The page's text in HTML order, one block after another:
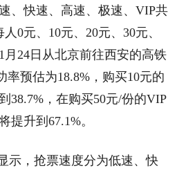
、快速、高速、极速、VIP共
0元、10元、20元、30元、
月24日从北京前往西安的高铁
率预估为18.8%，购买10元的
38.7%，在购买50元/份的VIP
提升到67.1%。
，抢票速度分为低速、快